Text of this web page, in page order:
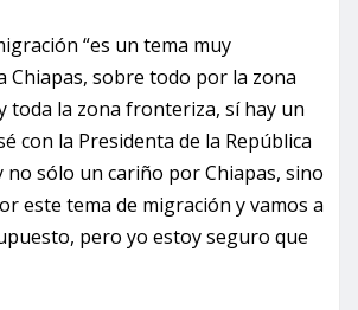
“es un tema muy
Chiapas, sobre todo por la zona
toda la zona fronteriza, sí hay un
con la Presidenta de la República
no sólo un cariño por Chiapas, sino
este tema de migración y vamos a
pero yo estoy seguro que